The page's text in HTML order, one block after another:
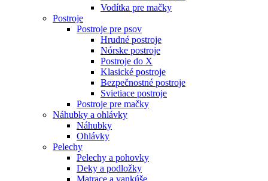
Vodítka pre mačky
Postroje
Postroje pre psov
Hrudné postroje
Nórske postroje
Postroje do X
Klasické postroje
Bezpečnostné postroje
Svietiace postroje
Postroje pre mačky
Náhubky a ohlávky
Náhubky
Ohlávky
Pelechy
Pelechy a pohovky
Deky a podložky
Matrace a vankúše